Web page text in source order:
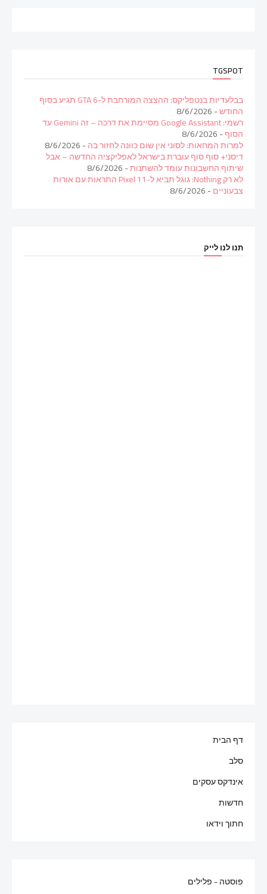
TGSPOT
בבלעדיות בנטפליקס: ההצצה המורחבת ל-GTA 6 תגיע בסוף
החודש- 8/6/2026
רשמי: Google Assistant מסיימת את דרכה – זה Gemini עד
הסוף- 8/6/2026
למרות המחאות: לסוני אין שום כוונה לחזור בה- 8/6/2026
דיסני+ סוף סוף עוברת בישראל לאפליקציה החדשה – אבל
שיתוף החשבונות עומד להשתנות- 8/6/2026
לא רק Nothing: גוגל תביא ל-Pixel 11 התראות עם אורות
צבעוניים- 8/6/2026
תנו לנו לייק
דף הבית
סלב
אינדקס עסקים
חדשות
חתוך וידאו
פוסטה - פלילים